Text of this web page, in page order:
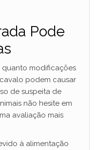
Pode
quanto modificações
podem causar
de suspeita de
não hesite em
avaliação mais
à alimentação